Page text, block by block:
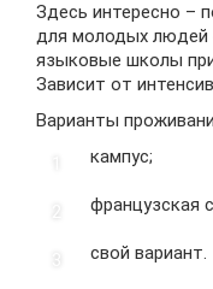
Здесь интересно –
для молодых людей
языковые школы
Зависит от
Варианты
кампус;
французская
свой вариант.